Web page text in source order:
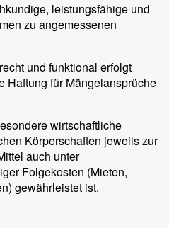
leistungsfähige und
zu angemessenen
und funktional erfolgt
Haftung für Mängelansprüche
wirtschaftliche
Körperschaften jeweils zur
auch unter
Folgekosten (Mieten,
gewährleistet ist.